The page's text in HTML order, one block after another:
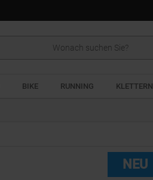
BIKE RUNNING KLETTERN
NEU